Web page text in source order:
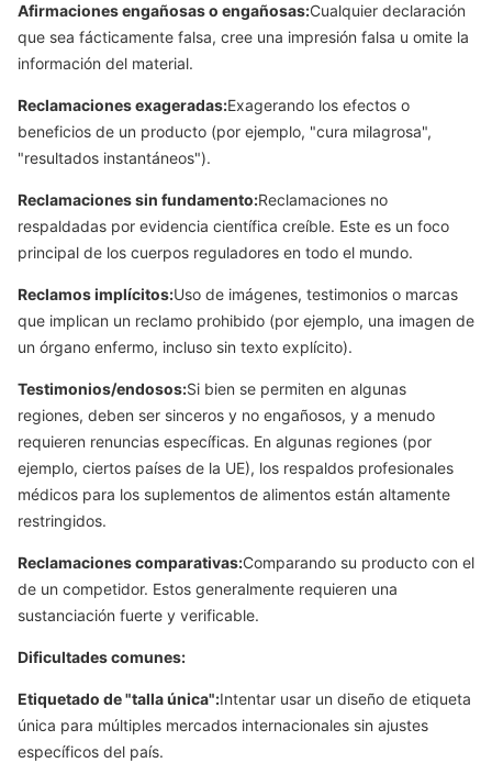
Afirmaciones engañosas o engañosas:Cualquier declaración
que sea fácticamente falsa, cree una impresión falsa u omite la
información del material.
Reclamaciones exageradas:Exagerando los efectos o
beneficios de un producto (por ejemplo, "cura milagrosa",
"resultados instantáneos").
Reclamaciones sin fundamento:Reclamaciones no
respaldadas por evidencia científica creíble. Este es un foco
principal de los cuerpos reguladores en todo el mundo.
Reclamos implícitos:Uso de imágenes, testimonios o marcas
que implican un reclamo prohibido (por ejemplo, una imagen de
un órgano enfermo, incluso sin texto explícito).
Testimonios/endosos:Si bien se permiten en algunas
regiones, deben ser sinceros y no engañosos, y a menudo
requieren renuncias específicas. En algunas regiones (por
ejemplo, ciertos países de la UE), los respaldos profesionales
médicos para los suplementos de alimentos están altamente
restringidos.
Reclamaciones comparativas:Comparando su producto con el
de un competidor. Estos generalmente requieren una
sustanciación fuerte y verificable.
Dificultades comunes:
Etiquetado de "talla única":Intentar usar un diseño de etiqueta
única para múltiples mercados internacionales sin ajustes
específicos del país.